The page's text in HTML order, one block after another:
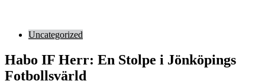
Uncategorized
Habo IF Herr: En Stolpe i Jönköpings
Fotbollsvärld